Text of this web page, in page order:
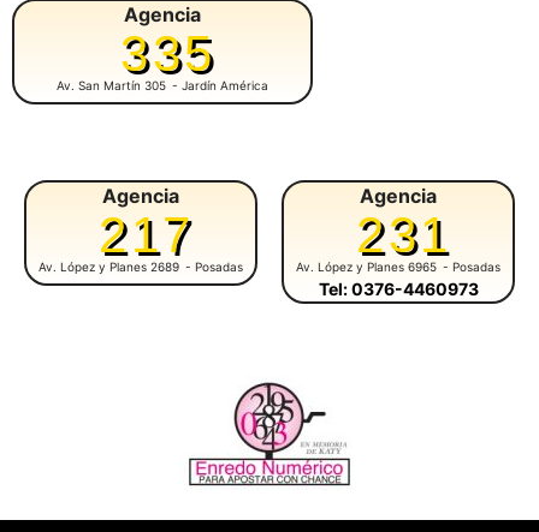
Agencia
335
Av. San Martín 305 - Jardín América
Agencia
217
Av. López y Planes 2689 - Posadas
Agencia
231
Av. López y Planes 6965 - Posadas
Tel: 0376-4460973